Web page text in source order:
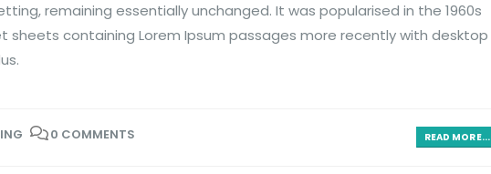
remaining essentially unchanged. It was popularised in the 1960s
sheets containing Lorem Ipsum passages more recently with desktop
0 COMMENTS READ MORE...